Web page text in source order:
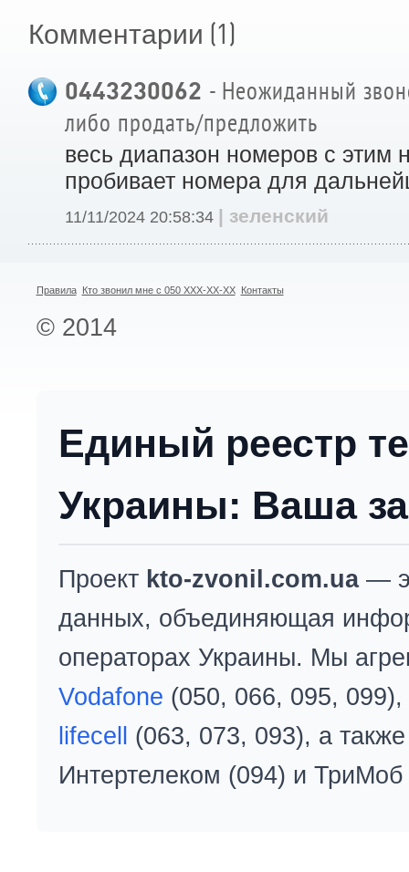
Комментарии (1)
0443230062 - Неожиданный
либо продать/предложить
весь диапазон номеров с этим
пробивает номера для
11/11/2024 20:58:34 | зеленский
Правила Кто звонил мне с 050 XXX-XX-XX Контакты
© 2014
Единый реестр
Украины: Ваша
Проект kto-zvonil.com.ua—
данных, объединяющая
операторах Украины. Мы
Vodafone (050, 066, 095, 099),
lifecell
(063, 073, 093), а
Интертелеком (094) и ТриМоб